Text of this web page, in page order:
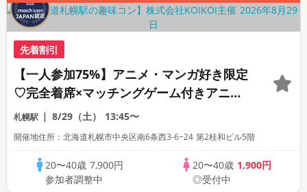
先着割引
【一人参加75%】アニメ・マンガ好き限定
♡完全着席×マッチングゲーム付きアニメ
コン
札幌駅 8/29（土） 13:45〜
開催地住所：北海道札幌市中央区南6条西3-6−24 第2桂和ビル5階
20〜40歳 7,900円
参加者調整中
20〜40歳 1,900円
◎受付中